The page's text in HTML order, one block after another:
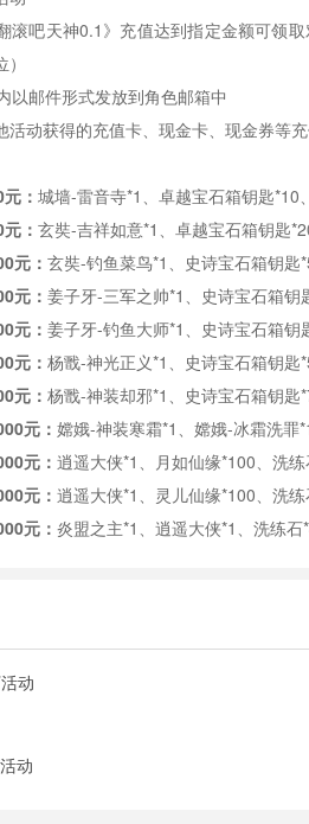
滚吧天神0.1》充值达到指定金额可领
以邮件形式发放到角色邮箱中
活动获得的充值卡、现金卡、现金券等
： 城墙-雷音寺*1、卓越宝石箱钥匙*10
： 玄奘-吉祥如意*1、卓越宝石箱钥匙
元： 玄奘-钓鱼菜鸟*1、史诗宝石箱钥匙
元： 姜子牙-三军之帅*1、史诗宝石箱钥
元： 姜子牙-钓鱼大师*1、史诗宝石箱钥
元： 杨戬-神光正义*1、史诗宝石箱钥匙
元： 杨戬-神装却邪*1、史诗宝石箱钥匙
元： 嫦娥-神装寒霜*1、嫦娥-冰霜洗罪
元： 逍遥大侠*1、月如仙缘*100、洗
元： 逍遥大侠*1、灵儿仙缘*100、洗
元： 炎盟之主*1、逍遥大侠*1、洗练石
动
动